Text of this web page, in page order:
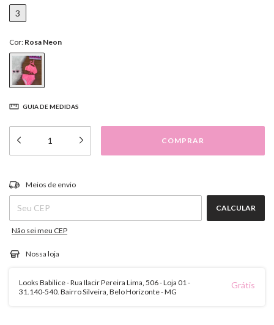
3
Cor: Rosa Neon
GUIA DE MEDIDAS
Entregas para o CEP:
Meios de envio
CALCULAR
Não sei meu CEP
Nossa loja
Looks Babilice - Rua Ilacir Pereira Lima, 506 - Loja 01 -
31.140-540. Bairro Silveira, Belo Horizonte - MG
Grátis